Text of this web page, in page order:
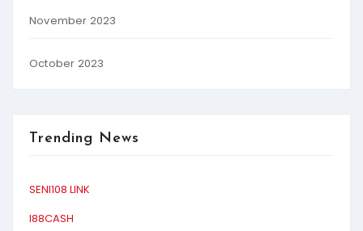
November 2023
October 2023
Trending News
SENI108 LINK
I88CASH